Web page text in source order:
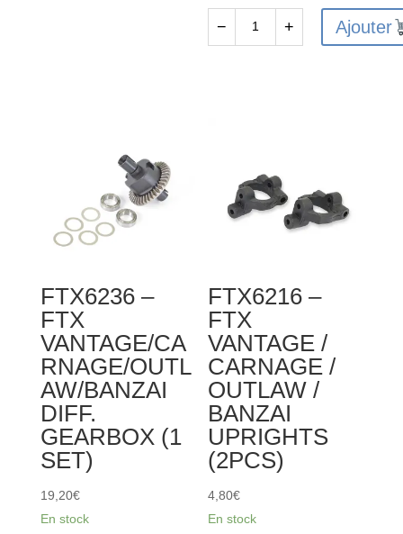
CARNAGE
BANZAI
DIFF
16T
GEAR
WASHER
(6PCS)
− + Ajouter
FTX6236 –
FTX
VANTAGE/CA
RNAGE/OUTL
AW/BANZAI
DIFF.
GEARBOX (1
SET)
19,20€
En stock
FTX6216 –
FTX
VANTAGE /
CARNAGE /
OUTLAW /
BANZAI
UPRIGHTS
(2PCS)
4,80€
En stock